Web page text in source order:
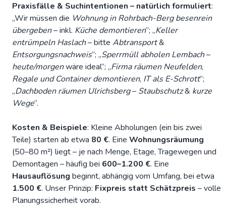
Praxisfälle & Suchintentionen – natürlich formuliert:
„Wir müssen die Wohnung in Rohrbach-Berg besenrein
übergeben– inkl. Küche demontieren“; „Keller
entrümpeln Haslach– bitte Abtransport&
Entsorgungsnachweis“; „Sperrmüll abholen Lembach–
heute/morgenwäre ideal“; „Firma räumen Neufelden,
Regale und Container demontieren, IT als E-Schrott“;
„Dachboden räumen Ulrichsberg– Staubschutz& kurze
Wege“.
Kosten & Beispiele: Kleine Abholungen (ein bis zwei
Teile) starten ab etwa 80 €. Eine Wohnungsräumung
(50–80 m²) liegt – je nach Menge, Etage, Tragewegen und
Demontagen – häufig bei 600–1.200 €. Eine
Hausauflösung beginnt, abhängig vom Umfang, bei etwa
1.500 €. Unser Prinzip: Fixpreis statt Schätzpreis – volle
Planungssicherheit vorab.